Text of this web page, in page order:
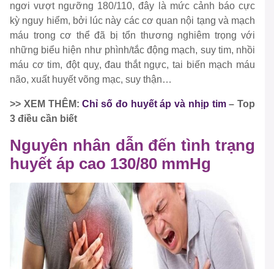
ngơi vượt ngưỡng 180/110, đây là mức cảnh báo cực
kỳ nguy hiểm, bởi lúc này các cơ quan nội tạng và mạch
máu trong cơ thể đã bị tổn thương nghiêm trọng với
những biểu hiện như phình/tắc động mạch, suy tim, nhồi
máu cơ tim, đột quỵ, đau thắt ngực, tai biến mạch máu
não, xuất huyết võng mạc, suy thận…
>> XEM THÊM:Chỉ số đo huyết áp và nhịp tim– Top
3 điều cần biết
Nguyên nhân dẫn đến tình trạng
huyết áp cao 130/80 mmHg